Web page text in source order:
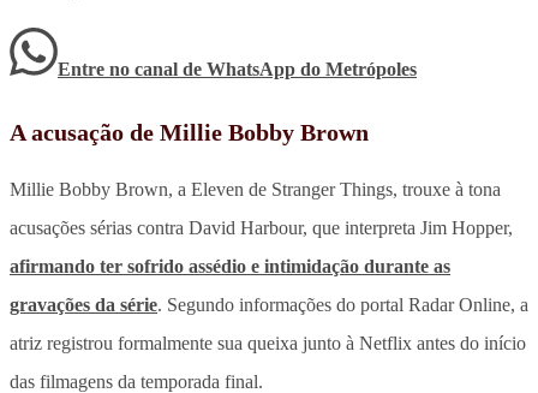
Entre no canal de WhatsApp do Metrópoles
A acusação de Millie Bobby Brown
Millie Bobby Brown, a Eleven de Stranger Things, trouxe à tona
acusações sérias contra David Harbour, que interpreta Jim Hopper,
afirmando ter sofrido assédio e intimidação durante as
gravações da série. Segundo informações do portal Radar Online, a
atriz registrou formalmente sua queixa junto à Netflix antes do início
das filmagens da temporada final.